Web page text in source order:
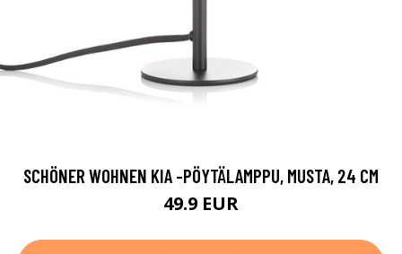
SCHÖNER WOHNEN KIA -PÖYTÄLAMPPU, MUSTA, 24 CM
49.9 EUR